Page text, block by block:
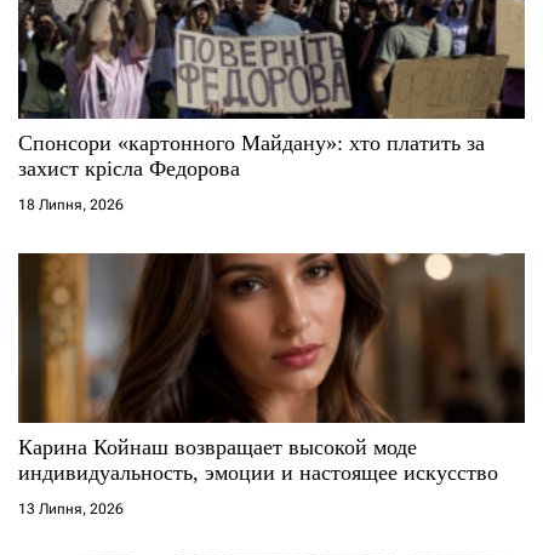
Спонсори «картонного Майдану»: хто платить за
захист крісла Федорова
18 Липня, 2026
Карина Койнаш возвращает высокой моде
индивидуальность, эмоции и настоящее искусство
13 Липня, 2026